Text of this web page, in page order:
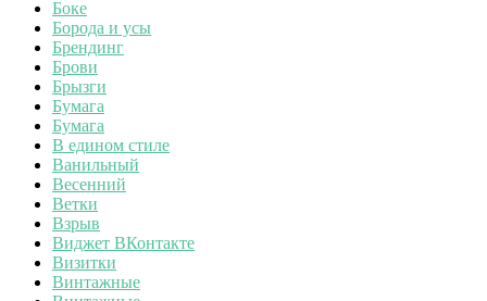
Боке
Борода и усы
Брендинг
Брови
Брызги
Бумага
Бумага
В едином стиле
Ванильный
Весенний
Ветки
Взрыв
Виджет ВКонтакте
Визитки
Винтажные